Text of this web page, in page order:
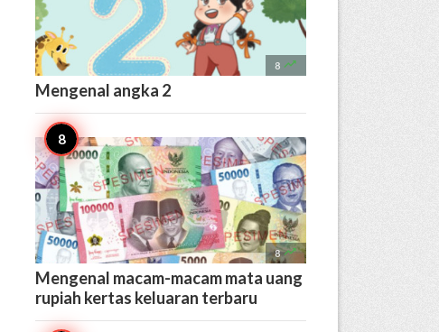
8 
Mengenal angka 2
8 
Mengenal macam-macam mata uang
rupiah kertas keluaran terbaru